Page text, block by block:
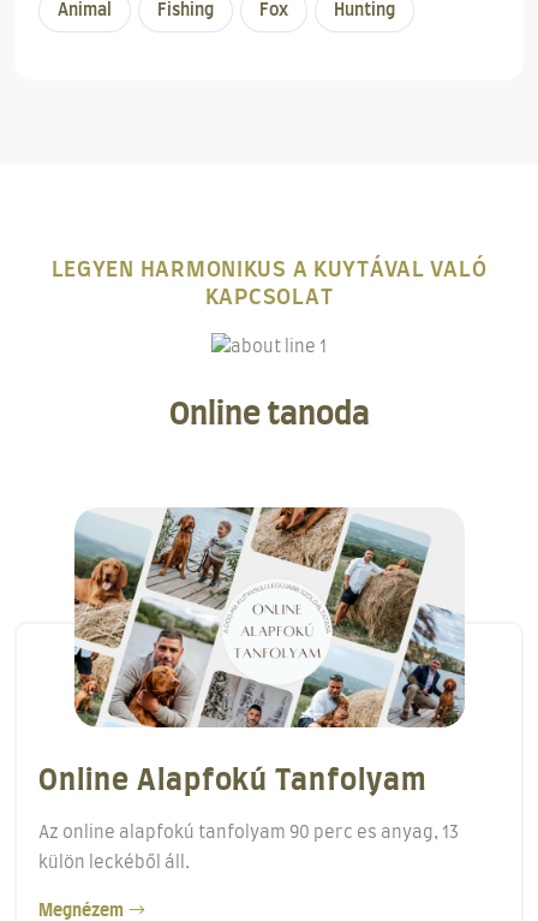
Animal Fishing Fox Hunting
LEGYEN HARMONIKUS A KUYTÁVAL VALÓ
KAPCSOLAT
Online tanoda
Online Alapfokú Tanfolyam
Az online alapfokú tanfolyam 90 perc es anyag, 13
külön leckéből áll.
Megnézem